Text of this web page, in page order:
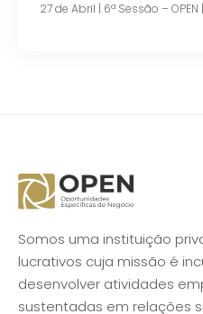
27 de Abril | 6ª Sessão –
Somos uma instituição
lucrativos cuja missão é
desenvolver atividades
sustentadas em relações